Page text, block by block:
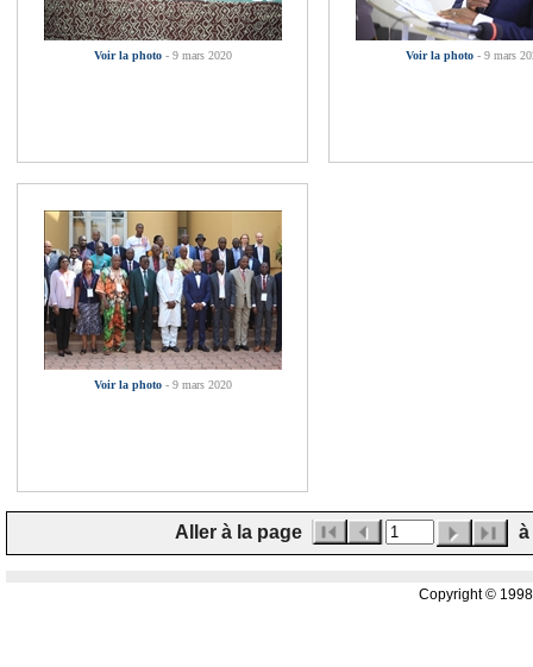
Voir la photo - 9 mars 2020 Voir la photo - 9 mars
Voir la photo - 9 mars 2020
Aller à la page à
Copyright ©